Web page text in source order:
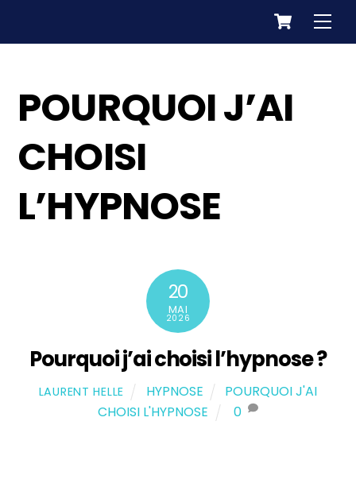
Cart
POURQUOI J’AI
CHOISI
L’HYPNOSE
20
MAI
2026
Pourquoi j’ai choisi l’hypnose ?
LAURENT HELLE HYPNOSE
POURQUOI J'AI
CHOISI L'HYPNOSE
0